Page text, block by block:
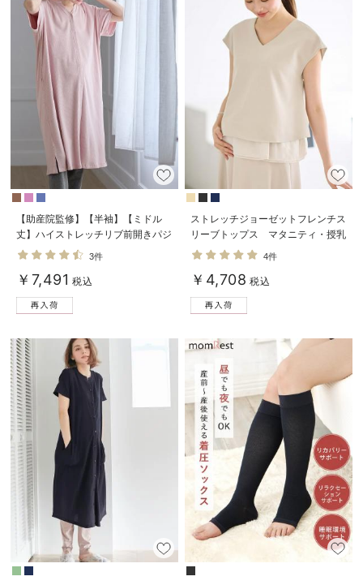
【助産院監修】【半袖】【ミドル
丈】ハイストレッチリブ前開きパジ
ャマ マタニティ・授乳パジャマ
【出産後も長く使える】
3件
￥7,491 税込
ストレッチジョーゼットフレンチス
リーブトップス マタニティ・授乳
服【出産後も長く使える】
4件
￥4,708 税込